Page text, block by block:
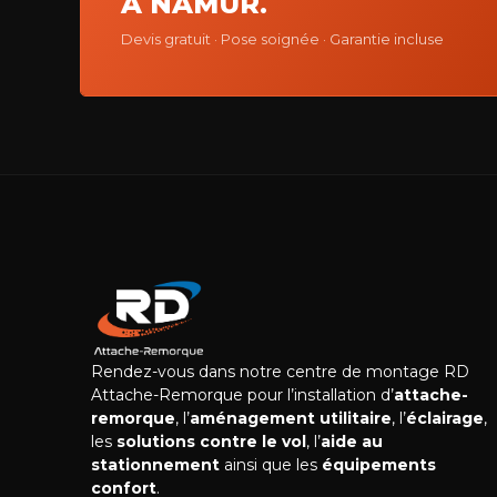
Devis gratuit · Pose soignée · Garantie incluse
Rendez-vous dans notre centre de montage RD
Attache-Remorque pour l’installation d’attache-
remorque, l’aménagement utilitaire, l’éclairage,
les solutions contre le vol, l’aide au
stationnement ainsi que les équipements
confort.
Salut, c'est nous...
les Cookies !
Nous avons attendu que le site vous intéresse pour
vous déranger. Acceptez-vous qu'on vous
accompagne avec quelques cookies ?